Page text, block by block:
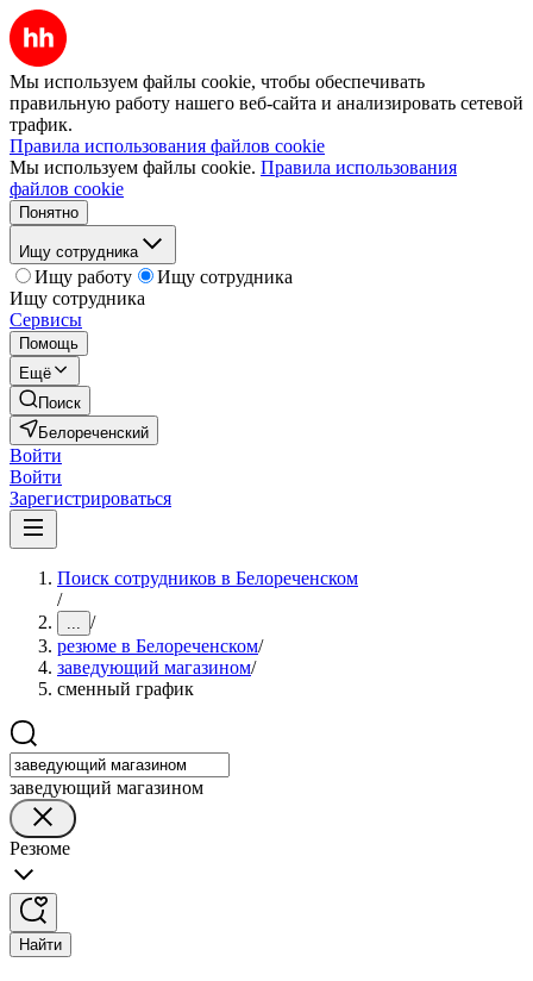
Мы используем файлы cookie, чтобы обеспечивать
правильную работу нашего веб-сайта и анализировать сетевой
трафик.
Правила использования файлов cookie
Мы используем файлы cookie. Правила использования
файлов cookie
Понятно
Ищу сотрудника
Ищу работу
Ищу сотрудника
Ищу сотрудника
Сервисы
Помощь
Ещё
Поиск
Белореченский
Войти
Войти
Зарегистрироваться
Поиск сотрудников в Белореченском
/
... /
резюме в Белореченском/
заведующий магазином/
сменный график
заведующий магазином
Резюме
Найти